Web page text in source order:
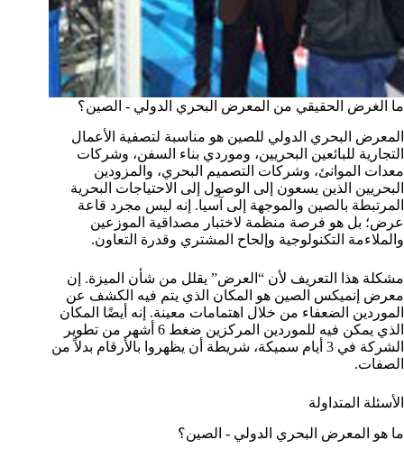
ما الغرض الحقيقي من المعرض البحري الدولي - الصين؟
المعرض البحري الدولي للصين هو مناسبة لتصفية الأعمال
التجارية للبائعين البحريين، وموردي بناء السفن، وشركات
معدات الموانئ، وشركات التصميم البحري، والمزودين
البحريين الذين يسعون إلى الوصول إلى الاحتياجات البحرية
المرتبطة بالصين والموجهة إلى آسيا. إنه ليس مجرد قاعة
عرض؛ بل هو فرصة منظمة لاختبار مصداقية الموزعين
والملاءمة التكنولوجية وإلحاح المشتري وقدرة التعاون.
مشكلة هذا التعريف لأن “العرض” يقلل من شأن الميزة. إن
معرض إنميكس الصين هو المكان الذي يتم فيه الكشف عن
الموردين الضعفاء من خلال اهتمامات معينة. إنه أيضًا المكان
الذي يمكن فيه للموردين المركزين ضغط 6 أشهر من تطوير
الشركة في 3 أيام سميكة، شريطة أن يظهروا بالأرقام بدلاً من
الصفات.
الأسئلة المتداولة
ما هو المعرض البحري الدولي - الصين؟